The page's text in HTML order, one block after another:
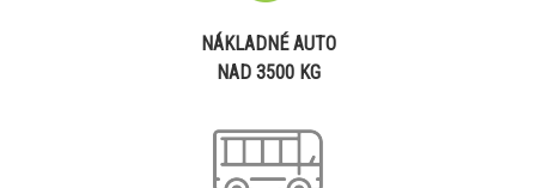
NÁKLADNÉ AUTO
NAD 3500 KG